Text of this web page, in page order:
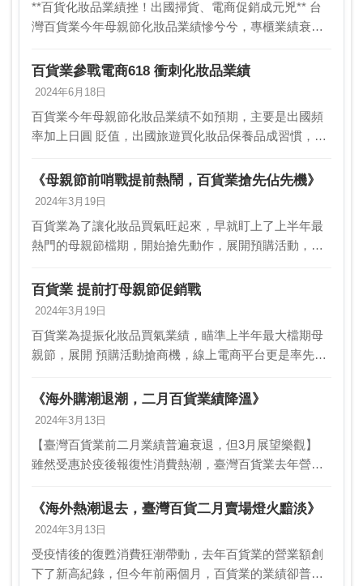
**百貨化妝品業績挫！出國掃貨、電商促銷成元兇** 台
灣百貨業今年母親節化妝品業績慘兮兮，專櫃業績衰退
台大打促銷，讓百貨化妝品專櫃和藥妝店開架商…
百貨業參戰電商618 衝刺化妝品業績
2024年6月18日
百貨業今年母親節化妝品業績不如預期，主要是出國頻
率加上日圓 貶值，出國旅遊買化妝品保養品成習慣，進
化妝品幾乎鎖定電商平台做促銷，使得 專櫃化妝品甚
或…
《母親節前哨戰提前熱鬧，百貨業搶先佔先機》
2024年3月19日
百貨業為了讓化妝品買氣旺起來，早就盯上了上半年最
熱門的母親節檔期，開始搶先動作，展開預購活動，想
告要和實體通路一較高下。 新光三越的beautyST…
百貨業 提前打母親節促銷戰
2024年3月19日
百貨業為提振化妝品買氣業績，瞄準上半年最大檔期母
親節，展開 預購活動搶商機，線上電商平台更是率先實
手排行榜綜合網站＠cosme，推出精選年…
《海外購潮退潮，二月百貨業績降溫》
2024年3月13日
【臺灣百貨業前二月業績普遍衰退，但3月展望樂觀】
雖然受惠於疫後報復性消費熱潮，臺灣百貨業去年營業
許多百貨業主指出，民眾都出國了，服飾、化妝品、精
品銷…
《海外熱潮退去，臺灣百貨二月賣場燈火黯淡》
2024年3月13日
受疫情後的復甦消費狂潮帶動，去年百貨業的營業額創
下了新高紀錄，但今年前兩個月，百貨業的業績卻普遍